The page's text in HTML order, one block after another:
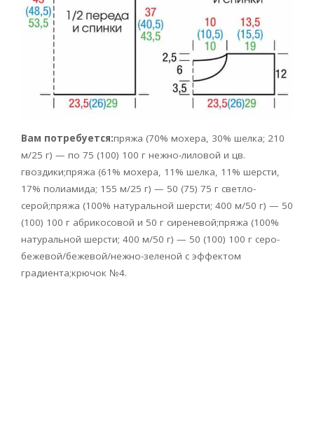
Вам потребуется:пряжа (70% мохера, 30% шелка; 210
м/25 г) — по 75 (100) 100 г нежно-лиловой и цв.
гвоздики;пряжа (61% мохера, 11% шелка, 11% шерсти,
17% полиамида; 155 м/25 г) — 50 (75) 75 г светло-
серой;пряжа (100% натуральной шерсти; 400 м/50 г) — 50
(100) 100 г абрикосовой и 50 г сиреневой;пряжа (100%
натуральной шерсти; 400 м/50 г) — 50 (100) 100 г серо-
бежевой/бежевой/нежно-зеленой с эффектом
градиента;крючок №4.